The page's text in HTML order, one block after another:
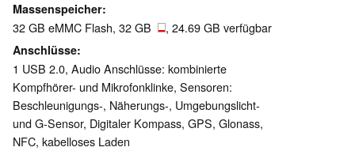
Massenspeicher
32 GB eMMC Flash, 32 GB , 24.69 GB verfügbar
Anschlüsse
1 USB 2.0, Audio Anschlüsse: kombinierte
Kompfhörer- und Mikrofonklinke, Sensoren:
Beschleunigungs-, Näherungs-, Umgebungslicht-
und G-Sensor, Digitaler Kompass, GPS, Glonass,
NFC, kabelloses Laden